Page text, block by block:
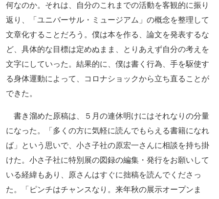
何なのか。それは、自分のこれまでの活動を客観的に振り
返り、「ユニバーサル・ミュージアム」の概念を整理して
文章化することだろう。僕は本を作る、論文を発表するな
ど、具体的な目標は定めぬまま、とりあえず自分の考えを
文字にしていった。結果的に、僕は書く行為、手を駆使す
る身体運動によって、コロナショックから立ち直ることが
できた。
書き溜めた原稿は、５月の連休明けにはそれなりの分量
になった。「多くの方に気軽に読んでもらえる書籍になれ
ば」という思いで、小さ子社の原宏一さんに相談を持ち掛
けた。小さ子社に特別展の図録の編集・発行をお願いして
いる経緯もあり、原さんはすぐに拙稿を読んでくださっ
た。「ピンチはチャンスなり。来年秋の展示オープンま